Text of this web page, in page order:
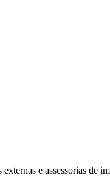
e assessorias de